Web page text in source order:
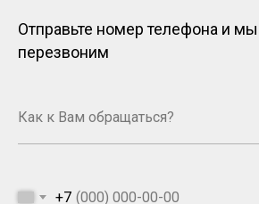
Отправьте номер телефона и
перезвоним
+7